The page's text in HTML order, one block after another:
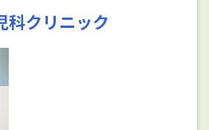
科クリニック